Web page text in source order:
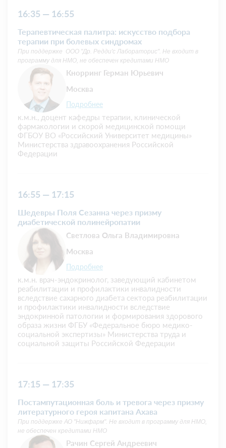
16:35 — 16:55
Терапевтическая палитра: искусство подбора
терапии при болевых синдромах
При поддержке ООО "Др. Редди'с Лабораторис". Не входит в
программу для НМО, не обеспечен кредитами НМО
Кнорринг Герман Юрьевич
Москва
Подробнее
к.м.н., доцент кафедры терапии, клинической
фармакологии и скорой медицинской помощи
ФГБОУ ВО «Российский Университет медицины»
Министерства здравоохранения Российской
Федерации
16:55 — 17:15
Шедевры Поля Сезанна через призму
диабетической полинейропатии
Светлова Ольга Владимировна
Москва
Подробнее
к.м.н. врач-эндокринолог, заведующий кабинетом
реабилитации и профилактики инвалидности
вследствие сахарного диабета сектора реабилитации
и профилактики инвалидности вследствие
эндокринной патологии и формирования здорового
образа жизни ФГБУ «Федеральное бюро медико-
социальной экспертизы» Министерства труда и
социальной защиты Российской Федерации
17:15 — 17:35
Постампутационная боль и тревога через призму
литературного героя капитана Ахава
При поддержке АО "Нижфарм". Не входит в программу для НМО,
не обеспечен кредитами НМО
Рачин Сергей Андреевич